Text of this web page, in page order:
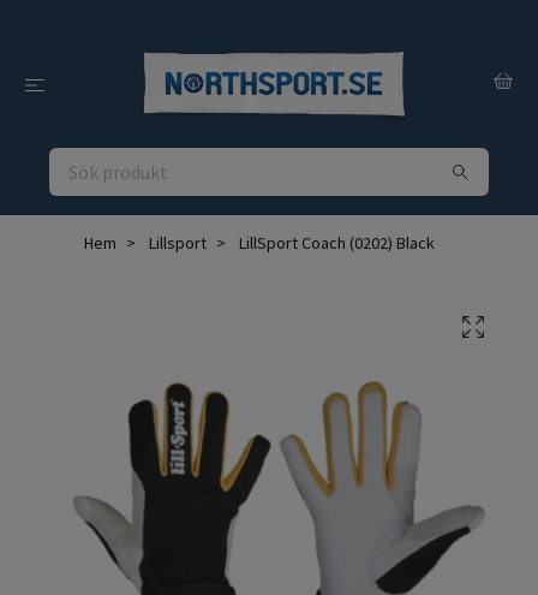
Hem Lillsport LillSport Coach (0202) Black